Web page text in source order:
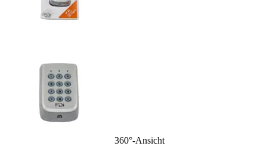
360°-Ansicht